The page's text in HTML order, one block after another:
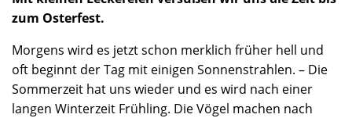
zum Osterfest.
Morgens wird es jetzt schon merklich früher hell und
oft beginnt der Tag mit einigen Sonnenstrahlen. – Die
Sommerzeit hat uns wieder und es wird nach einer
langen Winterzeit Frühling. Die Vögel machen nach